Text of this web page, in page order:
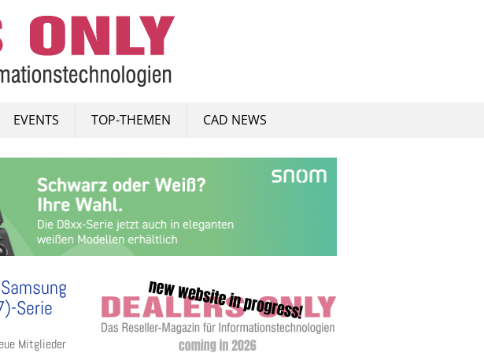
EVENTS TOP-THEMEN CAD NEWS
Serie
Mitglieder